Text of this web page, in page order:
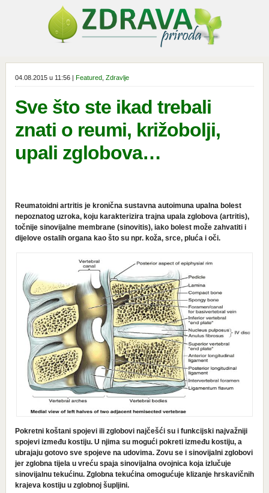
04.08.2015 u 11:56 | Featured, Zdravlje
Sve što ste ikad trebali
znati o reumi, križobolji,
upali zglobova…
Reumatoidni artritis je kronična sustavna autoimuna upalna bolest
nepoznatog uzroka, koju karakterizira trajna upala zglobova (artritis),
točnije sinovijalne membrane (sinovitis), iako bolest može zahvatiti i
dijelove ostalih organa kao što su npr. koža, srce, pluća i oči.
Pokretni koštani spojevi ili zglobovi najčešći su i funkcijski najvažniji
spojevi između kostiju. U njima su mogući pokreti između kostiju, a
ubrajaju gotovo sve spojeve na udovima. Zovu se i sinovijalni zglobovi
jer zglobna tijela u vreću spaja sinovijalna ovojnica koja izlučuje
sinovijalnu tekućinu. Zglobna tekućina omogućuje klizanje hrskavičnih
krajeva kostiju u zglobnoj šupljini.